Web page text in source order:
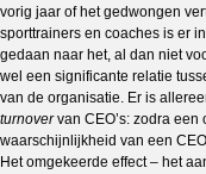
vorig jaar of het gedwongen
sporttrainers en coaches is er
gedaan naar het, al dan niet
wel een significante relatie
van de organisatie. Er is
turnovervan CEO’s: zodra
waarschijnlijkheid van een
Het omgekeerde effect – het